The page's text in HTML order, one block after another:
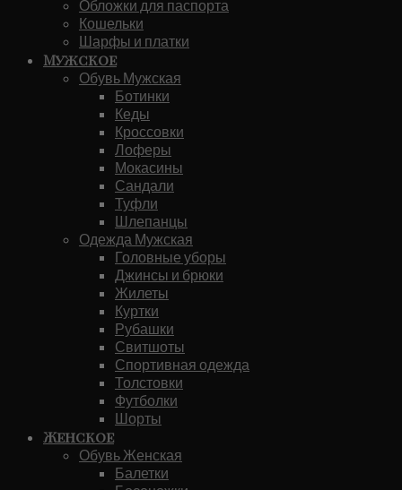
Обложки для паспорта
Кошельки
Шарфы и платки
Мужское
Обувь Мужская
Ботинки
Кеды
Кроссовки
Лоферы
Мокасины
Сандали
Туфли
Шлепанцы
Одежда Мужская
Головные уборы
Джинсы и брюки
Жилеты
Куртки
Рубашки
Свитшоты
Спортивная одежда
Толстовки
Футболки
Шорты
Женское
Обувь Женская
Балетки